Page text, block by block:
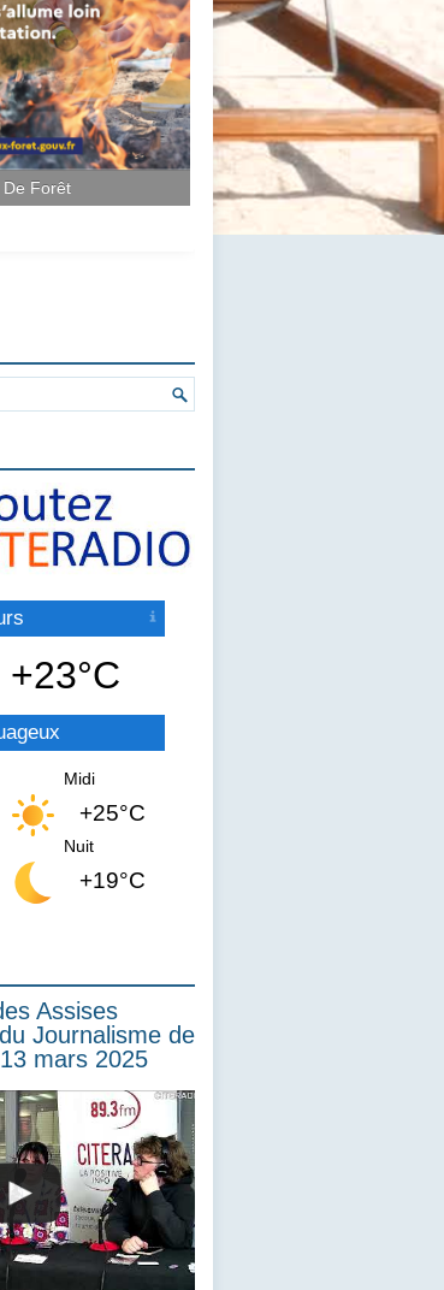
Forêt
+23°C
Midi
+25°C
Nuit
+19°C
Assises
Journalisme de
mars 2025